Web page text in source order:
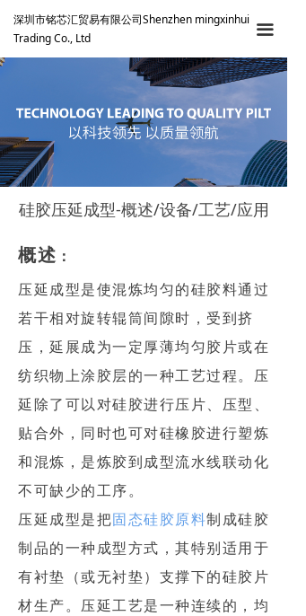
深圳市铭芯汇贸易有限公司Shenzhen mingxinhui
Trading Co., Ltd
끀
硅胶压延成型-概述/设备/工艺/应用
概述 ：
压延成型是使混炼均匀的硅胶料通过
若干相对旋转辊筒间隙时，受到挤
压，延展成为一定厚薄均匀胶片或在
纺织物上涂胶层的一种工艺过程。压
延除了可以对硅胶进行压片、压型、
贴合外，同时也可对硅橡胶进行塑炼
和混炼，是炼胶到成型流水线联动化
不可缺少的工序。
压延成型是把固态硅胶原料制成硅胶
制品的一种成型方式，其特别适用于
有衬垫（或无衬垫）支撑下的硅胶片
材生产。 压延工艺是一种连续的，均